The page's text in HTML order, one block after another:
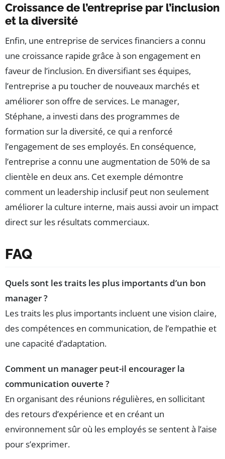
Croissance de l’entreprise par l’inclusion
et la diversité
Enfin, une entreprise de services financiers a connu
une croissance rapide grâce à son engagement en
faveur de l’inclusion. En diversifiant ses équipes,
l’entreprise a pu toucher de nouveaux marchés et
améliorer son offre de services. Le manager,
Stéphane, a investi dans des programmes de
formation sur la diversité, ce qui a renforcé
l’engagement de ses employés. En conséquence,
l’entreprise a connu une augmentation de 50% de sa
clientèle en deux ans. Cet exemple démontre
comment un leadership inclusif peut non seulement
améliorer la culture interne, mais aussi avoir un impact
direct sur les résultats commerciaux.
FAQ
Quels sont les traits les plus importants d’un bon
manager ?
Les traits les plus importants incluent une vision claire,
des compétences en communication, de l’empathie et
une capacité d’adaptation.
Comment un manager peut-il encourager la
communication ouverte ?
En organisant des réunions régulières, en sollicitant
des retours d’expérience et en créant un
environnement sûr où les employés se sentent à l’aise
pour s’exprimer.